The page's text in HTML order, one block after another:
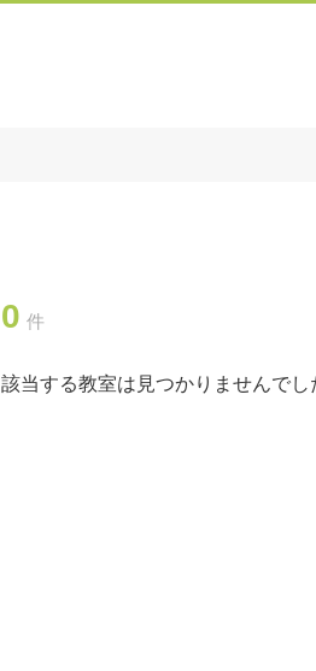
0 件
該当する教室は見つかりませんでし